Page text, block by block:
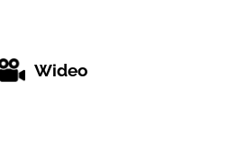
Wideo